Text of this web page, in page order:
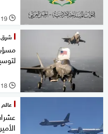
l 19 يوليو 2026
l 18 يوليو 2026
عالم